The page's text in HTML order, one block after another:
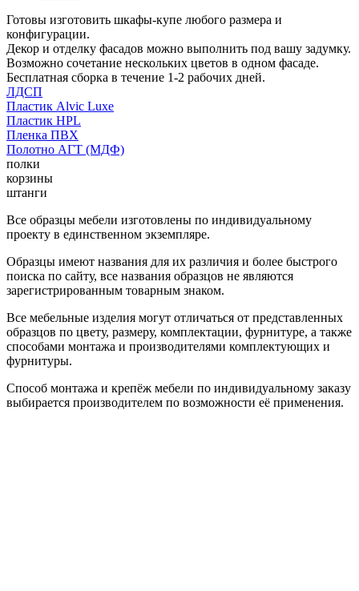
Готовы изготовить шкафы-купе любого размера и
конфигурации.
Декор и отделку фасадов можно выполнить под вашу задумку.
Возможно сочетание нескольких цветов в одном фасаде.
Бесплатная сборка в течение 1-2 рабочих дней.
ЛДСП
Пластик Alvic Luxe
Пластик HPL
Пленка ПВХ
Полотно АГТ (МДФ)
полки
корзины
штанги
Все образцы мебели изготовлены по индивидуальному
проекту в единственном экземпляре.
Образцы имеют названия для их различия и более быстрого
поиска по сайту, все названия образцов не являются
зарегистрированным товарным знаком.
Все мебельные изделия могут отличаться от представленных
образцов по цвету, размеру, комплектации, фурнитуре, а также
способами монтажа и производителями комплектующих и
фурнитуры.
Способ монтажа и крепёж мебели по индивидуальному заказу
выбирается производителем по возможности её применения.